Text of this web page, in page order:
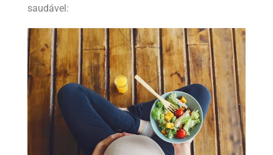
saudável: